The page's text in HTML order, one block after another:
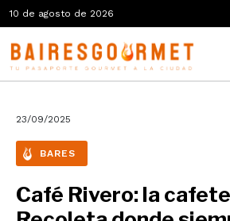
10 de agosto de 2026
23/09/2025
BARES
Café Rivero: la